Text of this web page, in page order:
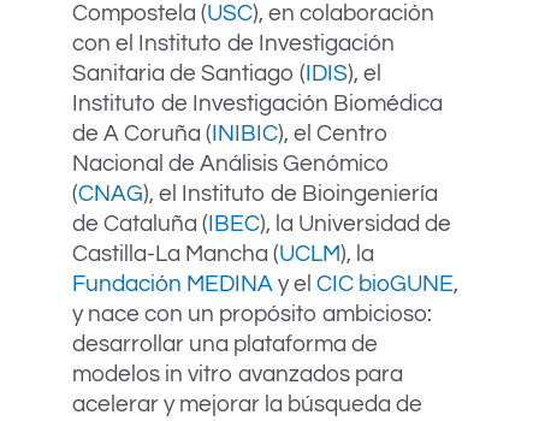
Compostela (USC), en colaboración
con el Instituto de Investigación
Sanitaria de Santiago ( IDIS), el
Instituto de Investigación Biomédica
de A Coruña ( INIBIC), el Centro
Nacional de Análisis Genómico
(CNAG), el Instituto de Bioingeniería
de Cataluña ( IBEC), la Universidad de
Castilla-La Mancha (UCLM), la
Fundación MEDINA y el CIC bioGUNE,
y nace con un propósito ambicioso:
desarrollar una plataforma de
modelos in vitro avanzados para
acelerar y mejorar la búsqueda de